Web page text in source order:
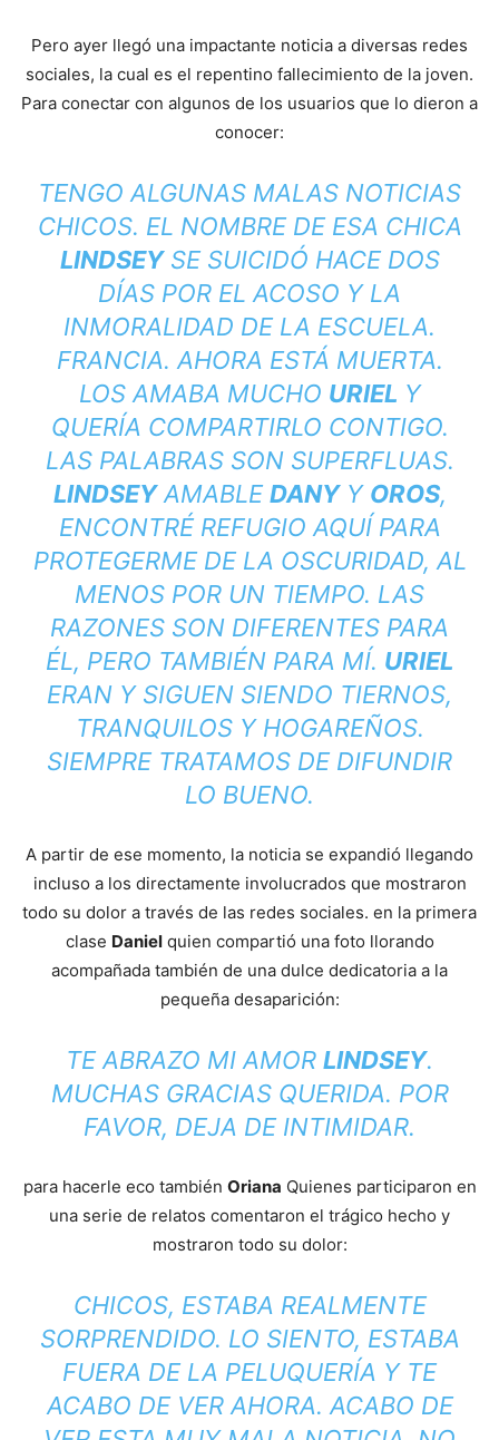
Pero ayer llegó una impactante noticia a diversas redes
sociales, la cual es el repentino fallecimiento de la joven.
Para conectar con algunos de los usuarios que lo dieron a
conocer:
TENGO ALGUNAS MALAS NOTICIAS
CHICOS. EL NOMBRE DE ESA CHICA
LINDSEYSE SUICIDÓ HACE DOS
DÍAS POR EL ACOSO Y LA
INMORALIDAD DE LA ESCUELA.
FRANCIA. AHORA ESTÁ MUERTA.
LOS AMABA MUCHO URIEL Y
QUERÍA COMPARTIRLO CONTIGO.
LAS PALABRAS SON SUPERFLUAS.
LINDSEYAMABLEDANYY OROS,
ENCONTRÉ REFUGIO AQUÍ PARA
PROTEGERME DE LA OSCURIDAD, AL
MENOS POR UN TIEMPO. LAS
RAZONES SON DIFERENTES PARA
ÉL, PERO TAMBIÉN PARA MÍ. URIEL
ERAN Y SIGUEN SIENDO TIERNOS,
TRANQUILOS Y HOGAREÑOS.
SIEMPRE TRATAMOS DE DIFUNDIR
LO BUENO.
A partir de ese momento, la noticia se expandió llegando
incluso a los directamente involucrados que mostraron
todo su dolor a través de las redes sociales. en la primera
clase Danielquien compartió una foto llorando
acompañada también de una dulce dedicatoria a la
pequeña desaparición:
TE ABRAZO MI AMOR LINDSEY.
MUCHAS GRACIAS QUERIDA. POR
FAVOR, DEJA DE INTIMIDAR.
para hacerle eco también Oriana Quienes participaron en
una serie de relatos comentaron el trágico hecho y
mostraron todo su dolor:
CHICOS, ESTABA REALMENTE
SORPRENDIDO. LO SIENTO, ESTABA
FUERA DE LA PELUQUERÍA Y TE
ACABO DE VER AHORA. ACABO DE